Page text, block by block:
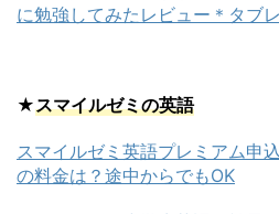
に勉強してみたレビュー＊タブ
★スマイルゼミの英語
スマイルゼミ英語プレミアム申
の料金は？途中からでもOK